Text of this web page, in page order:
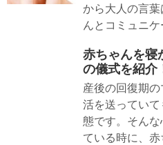
から大人の言
んとコミュニ
赤ちゃんを寝
の儀式を紹介
産後の回復期
活を送ってい
態です。そん
ている時に、